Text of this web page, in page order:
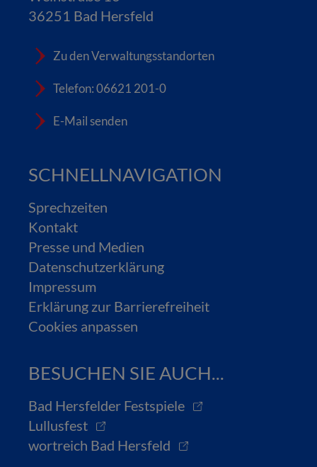
36251 Bad Hersfeld
Zu den Verwaltungsstandorten
Telefon: 06621 201-0
E-Mail senden
SCHNELLNAVIGATION
Sprechzeiten
Kontakt
Presse und Medien
Datenschutzerklärung
Impressum
Erklärung zur Barrierefreiheit
Cookies anpassen
BESUCHEN SIE AUCH...
Bad Hersfelder Festspiele
Lullusfest
wortreich Bad Hersfeld